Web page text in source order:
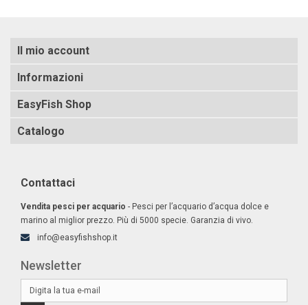
Il mio account
Informazioni
EasyFish Shop
Catalogo
Contattaci
Vendita pesci per acquario - Pesci per l’acquario d’acqua dolce e
marino al miglior prezzo. Più di 5000 specie. Garanzia di vivo.
info@easyfishshop.it
Newsletter